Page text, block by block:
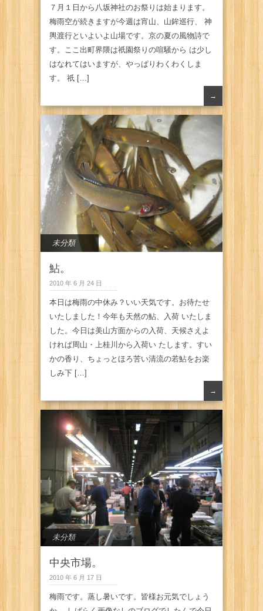
７月１日から八坂神社のお祭りは始まります。
梅雨空が続きますが今週は宵山、山鉾巡行、 神
輿渡行といよいよ山場です。京の夏の風物詩で
す。ここ出町界隈は祇園祭りの喧騒から は少し
はなれてはいますが、やっぱりわくわくしま
す。 祇 […]
→
未分類
鮎。
2010 年 6 月 24 日
本日は梅雨の中休み？いい天気です。お待たせ
いたしました！今年も天然の鮎、入荷 いたしま
した。今日は美山方面からの入荷、天候さえよ
ければ周山・上桂川から入荷い たします。すい
かの香り、ちょっとほろ苦い清流の若鮎をお楽
しみ下 […]
→
未分類
中央市場。
2010 年 6 月 17 日
梅雨です。蒸し暑いです。皆様お元気でしょう